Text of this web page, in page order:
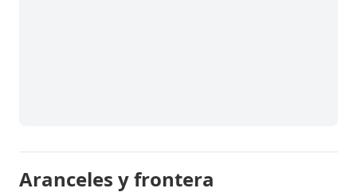
Aranceles y frontera